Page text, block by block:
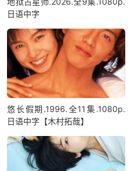
日语中字
悠长假期.1996.全11集.1080p.
日语中字【木村拓哉】